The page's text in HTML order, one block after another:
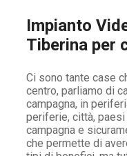
Impianto
Tiberina per
Ci sono tante case
centro, parliamo di
campagna, in
periferie, città,
campagna e
che permette di